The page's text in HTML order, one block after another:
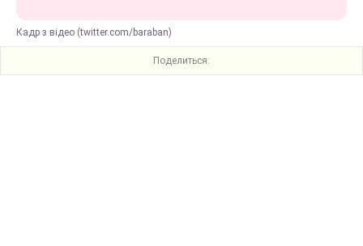
Кадр з відео (twitter.com/baraban)
Поделиться: